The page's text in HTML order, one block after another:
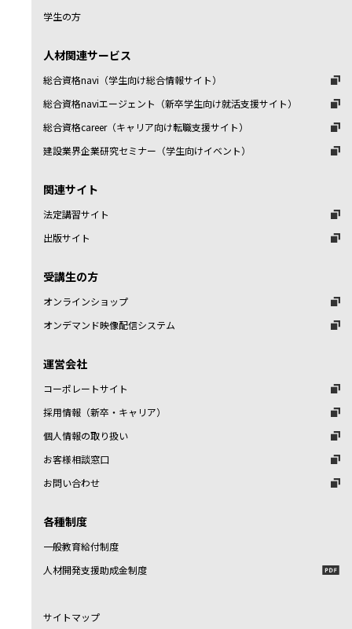
学生の方
人材関連サービス
総合資格navi（学生向け総合情報サイト）
総合資格naviエージェント（新卒学生向け就活支援サイト）
総合資格career（キャリア向け転職支援サイト）
建設業界企業研究セミナー（学生向けイベント）
関連サイト
法定講習サイト
出版サイト
受講生の方
オンラインショップ
オンデマンド映像配信システム
運営会社
コーポレートサイト
採用情報（新卒・キャリア）
個人情報の取り扱い
お客様相談窓口
お問い合わせ
各種制度
一般教育給付制度
人材開発支援助成金制度
サイトマップ